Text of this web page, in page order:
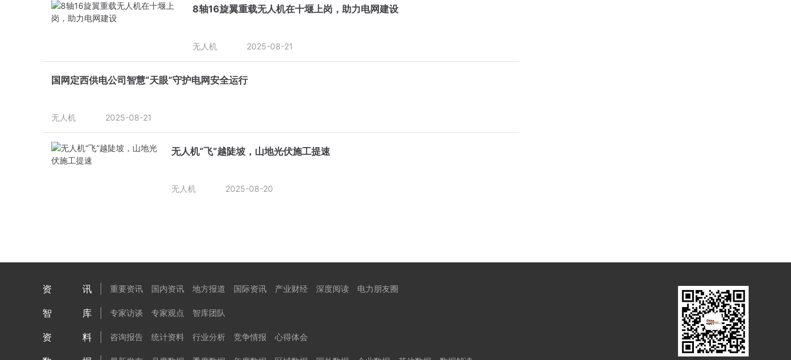
8轴16旋翼重载无人机在十堰上岗，助力电网建设
无人机 2025-08-21
国网定西供电公司智慧“天眼”守护电网安全运行
无人机 2025-08-21
无人机“飞”越陡坡，山地光伏施工提速
无人机 2025-08-20
资讯 重要资讯 国内资讯 地方报道 国际资讯 产业财经 深度阅读 电力朋友圈
智库 专家访谈 专家观点 智库团队
资料 咨询报告 统计资料 行业分析 竞争情报 心得体会